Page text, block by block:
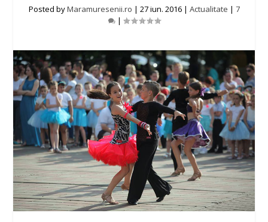
Posted byMaramuresenii.ro | 27 iun. 2016| Actualitate | 7
|